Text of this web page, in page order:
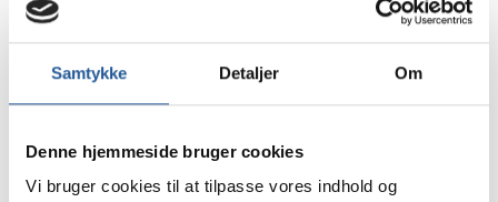
Samtykke Detaljer Om
Denne hjemmeside bruger cookies
Vi bruger cookies til at tilpasse vores indhold og
Adresse
TAMU Jyderup, Sølystvej 2, 4450 Jyderup
Udfyld formularen for at tilmelde dig til